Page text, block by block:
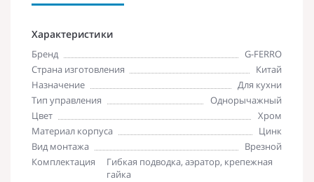
Характеристики
Бренд
G-FERRO
Страна изготовления
Китай
Назначение
Для кухни
Тип управления
Однорычажный
Цвет
Хром
Материал корпуса
Цинк
Вид монтажа
Врезной
Комплектация
Гибкая подводка, аэратор, крепежная
гайка